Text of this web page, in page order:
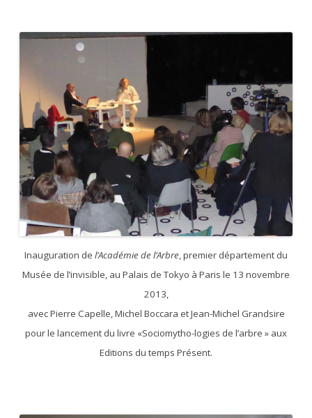
Inauguration de l’Académie de l’Arbre, premier département du
Musée de l’invisible, au Palais de Tokyo à Paris le 13 novembre
2013,
avec Pierre Capelle, Michel Boccara et Jean-Michel Grandsire
pour le lancement du livre «Sociomytho-logies de l’arbre » aux
Editions du temps Présent.